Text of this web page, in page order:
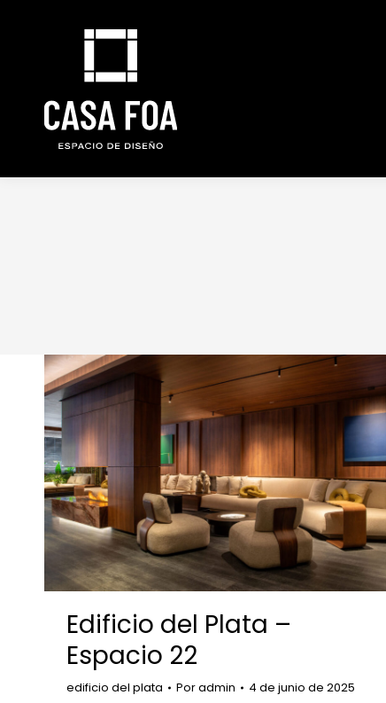
Edificio del Plata –
Espacio 22
edificio del plata Poradmin 4 de junio de 2025